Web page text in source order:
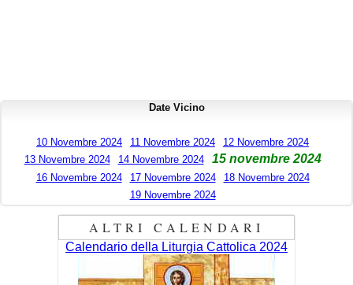
Date Vicino
10 Novembre 2024 11 Novembre 2024
12 Novembre 2024
13 Novembre 2024
14 Novembre 2024 15 novembre 2024
16 Novembre 2024 17 Novembre 2024
18 Novembre 2024
19 Novembre 2024
ALTRI CALENDARI
Calendario della Liturgia Cattolica 2024